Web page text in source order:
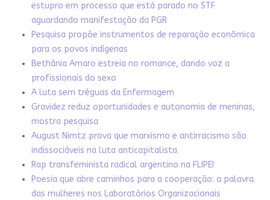
estupro em processo que está parado no STF
aguardando manifestação da PGR
Pesquisa propõe instrumentos de reparação econômica
para os povos indígenas
Bethânia Amaro estreia no romance, dando voz a
profissionais do sexo
A luta sem tréguas da Enfermagem
Gravidez reduz oportunidades e autonomia de meninas,
mostra pesquisa
August Nimtz prova que marxismo e antirracismo são
indissociáveis na luta anticapitalista
Rap transfeminista radical argentino na FLIPEI
Poesia que abre caminhos para a cooperação: a palavra
das mulheres nos Laboratórios Organizacionais